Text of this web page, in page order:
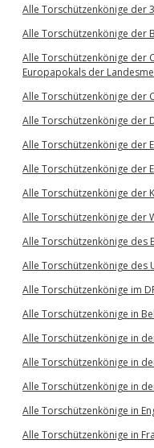
Alle Torschützenkönige der
Alle Torschützenkönige der
Alle Torschützenkönige der
Europapokals der
Alle Torschützenkönige der
Alle Torschützenkönige der
Alle Torschützenkönige der
Alle Torschützenkönige der
Alle Torschützenkönige der
Alle Torschützenkönige der
Alle Torschützenkönige des
Alle Torschützenkönige des
Alle Torschützenkönige im
Alle Torschützenkönige in
Alle Torschützenkönige in
Alle Torschützenkönige in
Alle Torschützenkönige in
Alle Torschützenkönige in
Alle Torschützenkönige in